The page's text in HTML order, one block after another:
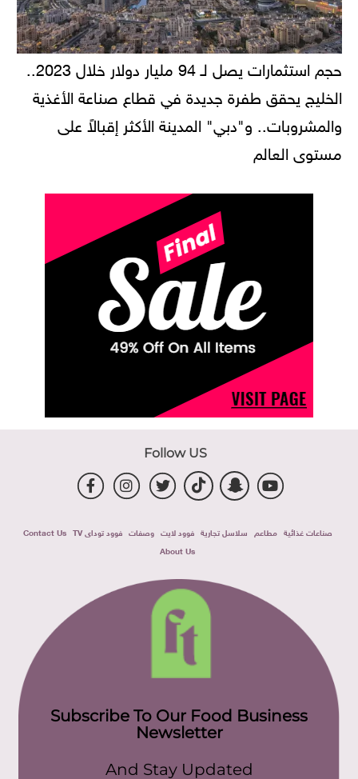
حجم استثمارات يصل لـ 94 مليار دولار خلال 2023..
الخليج يحقق طفرة جديدة في قطاع صناعة الأغذية
والمشروبات.. و"دبي" المدينة الأكثر إقبالاً على
مستوى العالم
Follow US
صناعات غذائية مطاعم سلاسل تجارية فوود لايت وصفات فوود توداى TV
Contact Us
About Us
Subscribe To Our Food Business
Newsletter
And Stay Updated